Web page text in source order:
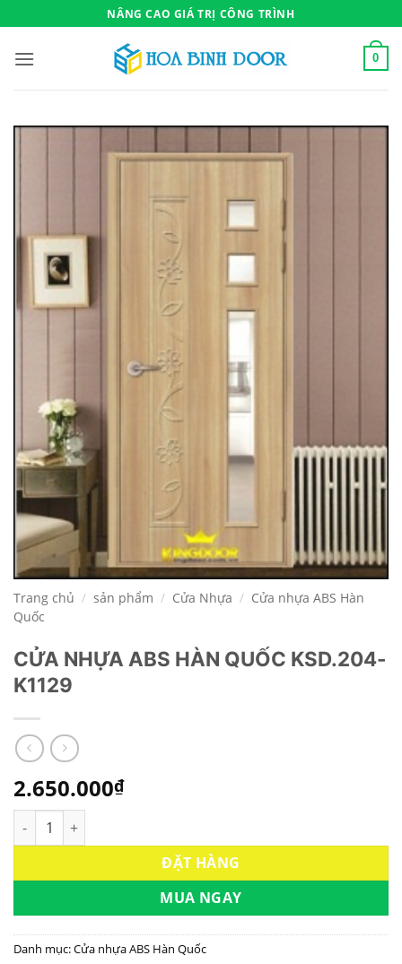
qua
nội
NÂNG CAO GIÁ TRỊ CÔNG TRÌNH
0
Trang chủ / sản phẩm / Cửa Nhựa / Cửa nhựa ABS Hàn
Quốc
CỬA NHỰA ABS HÀN QUỐC KSD.204-
K1129
2.650.000₫
CỬA NHỰA ABS HÀN QUỐC KSD.204-K1129 số lượng
ĐẶT HÀNG
MUA NGAY
Danh mục:Cửa nhựa ABS Hàn Quốc